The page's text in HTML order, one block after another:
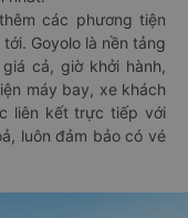
các phương tiện
Goyolo là nền tảng
cả, giờ khởi hành,
máy bay, xe khách
liên kết trực tiếp với
luôn đảm bảo có vé